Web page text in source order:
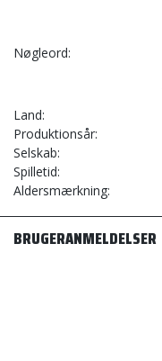
Nøgleord
Land
Produktionsår
Selskab
Spilletid
Aldersmærkning
BRUGERANMELDELSER